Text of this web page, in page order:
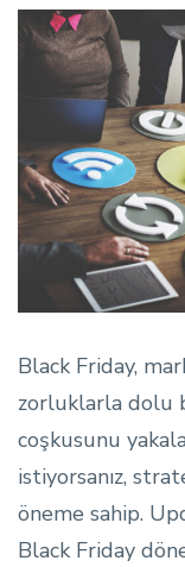
Black Friday,
zorluklarla dolu
coşkusunu
istiyorsanız,
öneme sahip.
Black Friday